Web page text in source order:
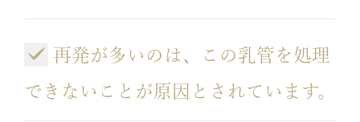
再発が多いのは、この乳管を処理
できないことが原因とされています。